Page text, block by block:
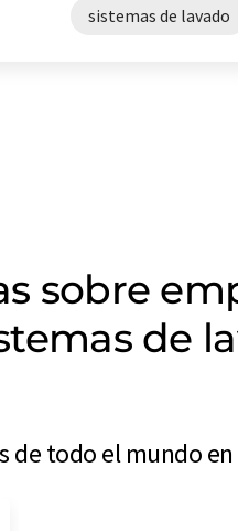
sistemas de lavado
sobre
de
de todo el mundo